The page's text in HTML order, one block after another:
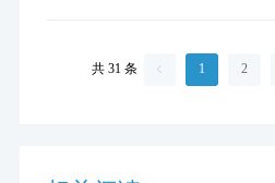
共 31 条  1 2